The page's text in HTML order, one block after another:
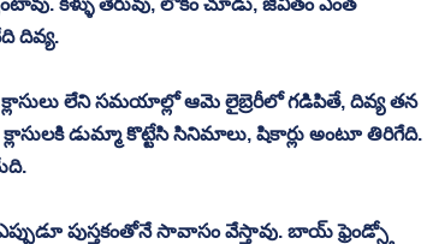
కళ్ళు తెరువు, లోకం చూడు, జీవితం ఎంత
దివ్య.
క్లాసులు లేని సమయాల్లో ఆమె లైబ్రెరీలో గడిపితే, దివ్య తన
డుమ్మా కొట్టేసి సినిమాలు, షికార్లు అంటూ తిరిగేది.
పుస్తకంతోనే సావాసం వేస్తావు. బాయ్ ఫ్రెండ్స్తో